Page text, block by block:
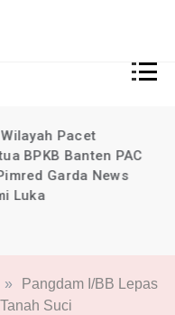
Pacet
BPKB Banten PAC
Garda News
Luka
»
Pangdam I/BB Lepas
Suci